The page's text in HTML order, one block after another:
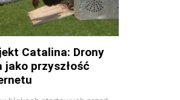
Catalina: Drony
przyszłość